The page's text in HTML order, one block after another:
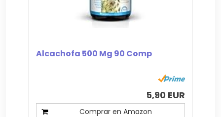
Alcachofa 500 Mg 90 Comp
5,90 EUR
Comprar en Amazon